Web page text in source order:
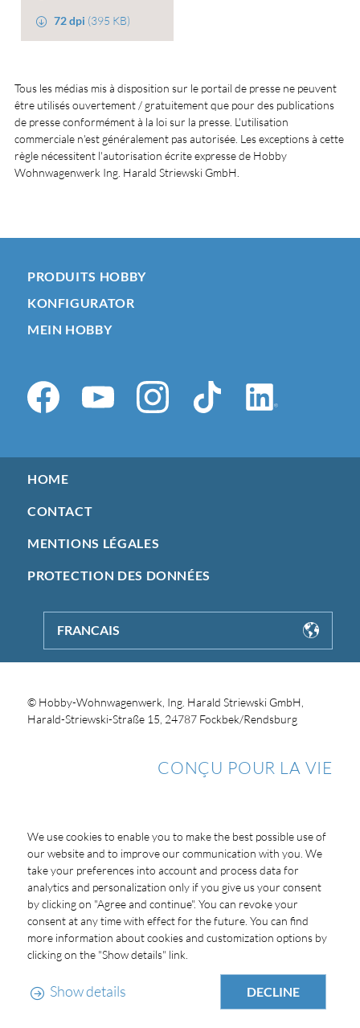
72 dpi (395 KB)
Tous les médias mis à disposition sur le portail de presse ne peuvent
être utilisés ouvertement / gratuitement que pour des publications
de presse conformément à la loi sur la presse. L'utilisation
commerciale n'est généralement pas autorisée. Les exceptions à cette
règle nécessitent l'autorisation écrite expresse de Hobby
Wohnwagenwerk Ing. Harald Striewski GmbH.
PRODUITS HOBBY
KONFIGURATOR
MEIN HOBBY
HOME
CONTACT
MENTIONS LÉGALES
PROTECTION DES DONNÉES
FRANCAIS
© Hobby-Wohnwagenwerk, Ing. Harald Striewski GmbH,
Harald-Striewski-Straße 15, 24787 Fockbek/Rendsburg
CONÇU POUR LA VIE
We use cookies to enable you to make the best possible use of
our website and to improve our communication with you. We
take your preferences into account and process data for
analytics and personalization only if you give us your consent
by clicking on "Agree and continue". You can revoke your
consent at any time with effect for the future. You can find
more information about cookies and customization options by
clicking on the "Show details" link.
Show details DECLINE